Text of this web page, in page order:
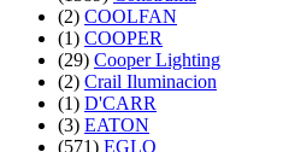
(2) COOLFAN
(1) COOPER
(29) Cooper Lighting
(2) Crail Iluminacion
(1) D'CARR
(3) EATON
(571) EGLO